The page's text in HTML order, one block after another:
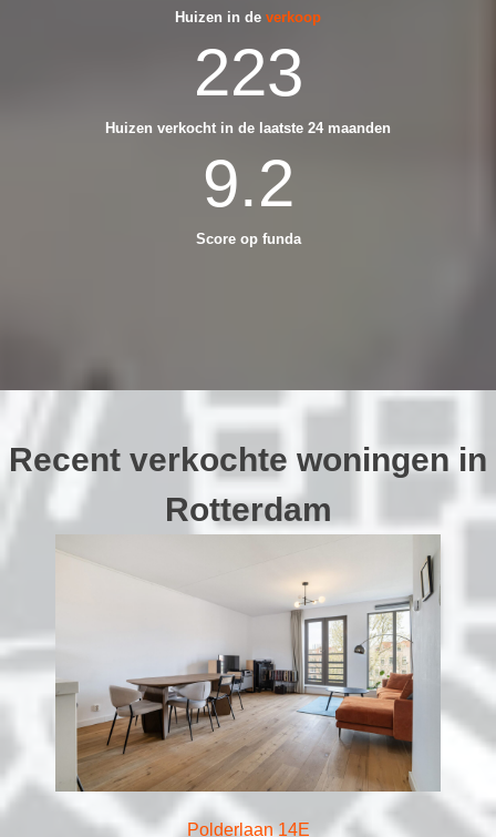
Huizen in de verkoop
223
Huizen verkocht in de laatste 24 maanden
9.2
Score op funda
Recent verkochte woningen in
Rotterdam
Polderlaan 14E